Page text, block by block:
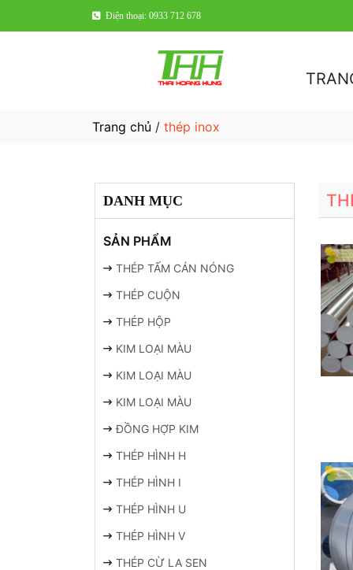
Điện thoại: 0933 712 678
Trang chủ / thép inox
DANH MỤC
SẢN PHẨM
THÉP TẤM CÁN NÓNG
THÉP CUỘN
THÉP HỘP
KIM LOẠI MÀU
KIM LOẠI MÀU
KIM LOẠI MÀU
ĐỒNG HỢP KIM
THÉP HÌNH H
THÉP HÌNH I
THÉP HÌNH U
THÉP HÌNH V
THÉP CỪ LA SEN